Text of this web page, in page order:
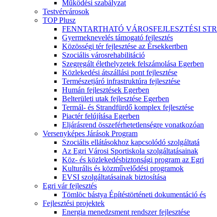
Működési szabályzat
Testvérvárosok
TOP Plusz
FENNTARTHATÓ VÁROSFEJLESZTÉSI
Gyermeknevelés támogató fejlesztés
Közösségi tér fejlesztése az Érsekkertben
Szociális városrehabilitáció
Szegregált élethelyzetek felszámolása Egerben
Közlekedési átszállási pont fejlesztése
Természetjáró infrastruktúra fejlesztése
Humán fejlesztések Egerben
Belterületi utak fejlesztése Egerben
Termál- és Strandfürdő komplex fejlesztése
Piactér felújítása Egerben
Eljárásrend összeférhetetlenségre vonatkozóan
Versenyképes Járások Program
Szociális ellátásokhoz kapcsolódó szolgáltatá
Az Egri Városi Sportiskola szolgáltatásainak
Köz- és közlekedésbiztonsági program az Egri
Kulturális és közművelődési programok
EVSI szolgáltatásainak biztosítása
Egri vár fejlesztés
Tömlöc bástya Építéstörténeti dokumentáció és
Fejlesztési projektek
Energia menedzsment rendszer fejlesztése